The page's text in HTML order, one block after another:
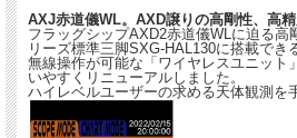
AXJ赤道儀WL。AXD譲りの高剛性、高精
フラッグシップAXD2赤道儀WLに迫る高
リーズ標準三脚SXG-HAL130に搭載でき
無線操作が可能な「ワイヤレスユニット
いやすくリニューアルしました。
ハイレベルユーザーの求める天体観測を